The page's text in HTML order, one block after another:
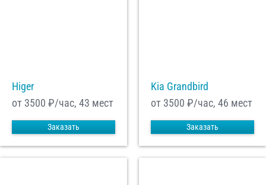
Higer
от 3500 ₽/час, 43 мест
Заказать
Kia Grandbird
от 3500 ₽/час, 46 мест
Заказать